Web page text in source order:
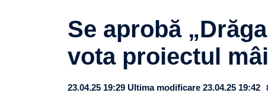
Se aprobă
vota proiectul
23.04.25 19:29 Ultima modificare 23.04.25 19:42